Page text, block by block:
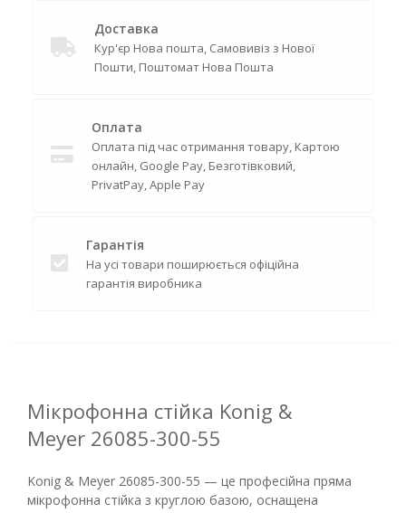
Доставка
Кур'єр Нова пошта, Самовивіз з Нової
Пошти, Поштомат Нова Пошта
Оплата
Оплата під час отримання товару, Картою
онлайн, Google Pay, Безготівковий,
PrivatPay, Apple Pay
Гарантія
На усі товари поширюється офіційна
гарантія виробника
Мікрофонна стійка Konig &
Meyer 26085-300-55
Konig & Meyer 26085-300-55 — це професійна пряма
мікрофонна стійка з круглою базою, оснащена